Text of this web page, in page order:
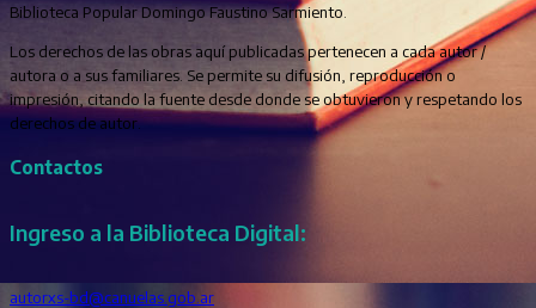
Biblioteca Popular Domingo Faustino Sarmiento.
Los derechos de las obras aquí publicadas pertenecen a cada autor /
autora o a sus familiares. Se permite su difusión, reproducción o
impresión, citando la fuente desde donde se obtuvieron y respetando los
derechos de autor.
Contactos
Ingreso a la Biblioteca Digital:
autorxs-bd@canuelas.gob.ar